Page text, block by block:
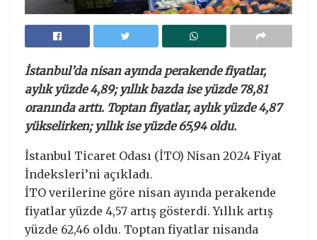
İstanbul’da nisan ayında perakende fiyatlar,
aylık yüzde 4,89; yıllık bazda ise yüzde 78,81
oranında arttı. Toptan fiyatlar, aylık yüzde 4,87
yükselirken; yıllık ise yüzde 65,94 oldu.
İstanbul Ticaret Odası (İTO) Nisan 2024 Fiyat
İndeksleri’ni açıkladı.
İTO verilerine göre nisan ayında perakende
fiyatlar yüzde 4,57 artış gösterdi. Yıllık artış
yüzde 62,46 oldu. Toptan fiyatlar nisanda